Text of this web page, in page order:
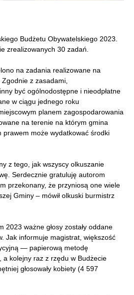
Budżetu Obywatelskiego 2023.
zrealizowanych 30 zadań.
na zadania realizowane na
z zasadami,
być ogólnodostępne i nieodpłatne
w ciągu jednego roku
planem zagospodarowania
na terenie na którym gmina
prawem może wydatkować środki
z tego, jak wszyscy olkuszanie
Serdecznie gratuluję autorom
przekonany, że przyniosą one wiele
Gminy – mówił olkuski burmistrz
2023 ważne głosy zostały oddane
Jak informuje magistrat, większość
— papierową metodę
a kolejny raz z rzędu w Budżecie
głosowały kobiety (4 597